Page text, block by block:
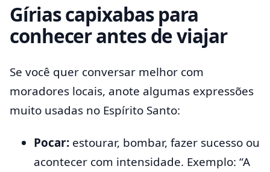
Gírias capixabas para
conhecer antes de viajar
Se você quer conversar melhor com
moradores locais, anote algumas expressões
muito usadas no Espírito Santo:
Pocar: estourar, bombar, fazer sucesso ou
acontecer com intensidade. Exemplo: “A